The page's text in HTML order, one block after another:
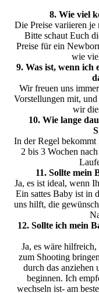
8. Wie viel
Die Preise variieren je
Bitte schaut Euch
Preise für ein
wie
9. Was ist, wenn ich
Wir freuen uns
Vorstellungen mit,
wir
10. Wie lange
In der Regel
2 bis 3 Wochen
11. Sollte mein
Ja, es ist ideal, wenn
Ein sattes Baby ist in
uns hilft, die
12. Sollte ich mein
Ja, es wäre
zum Shooting
durch das anziehen
beginnen. Ich
wechseln ist- am